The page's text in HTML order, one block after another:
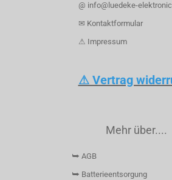
@ info@luedeke-
✉ Kontaktformular
⚠ Impressum
⚠ Vertrag
Mehr über....
⮩ AGB
⮩ Batterieentsorgung